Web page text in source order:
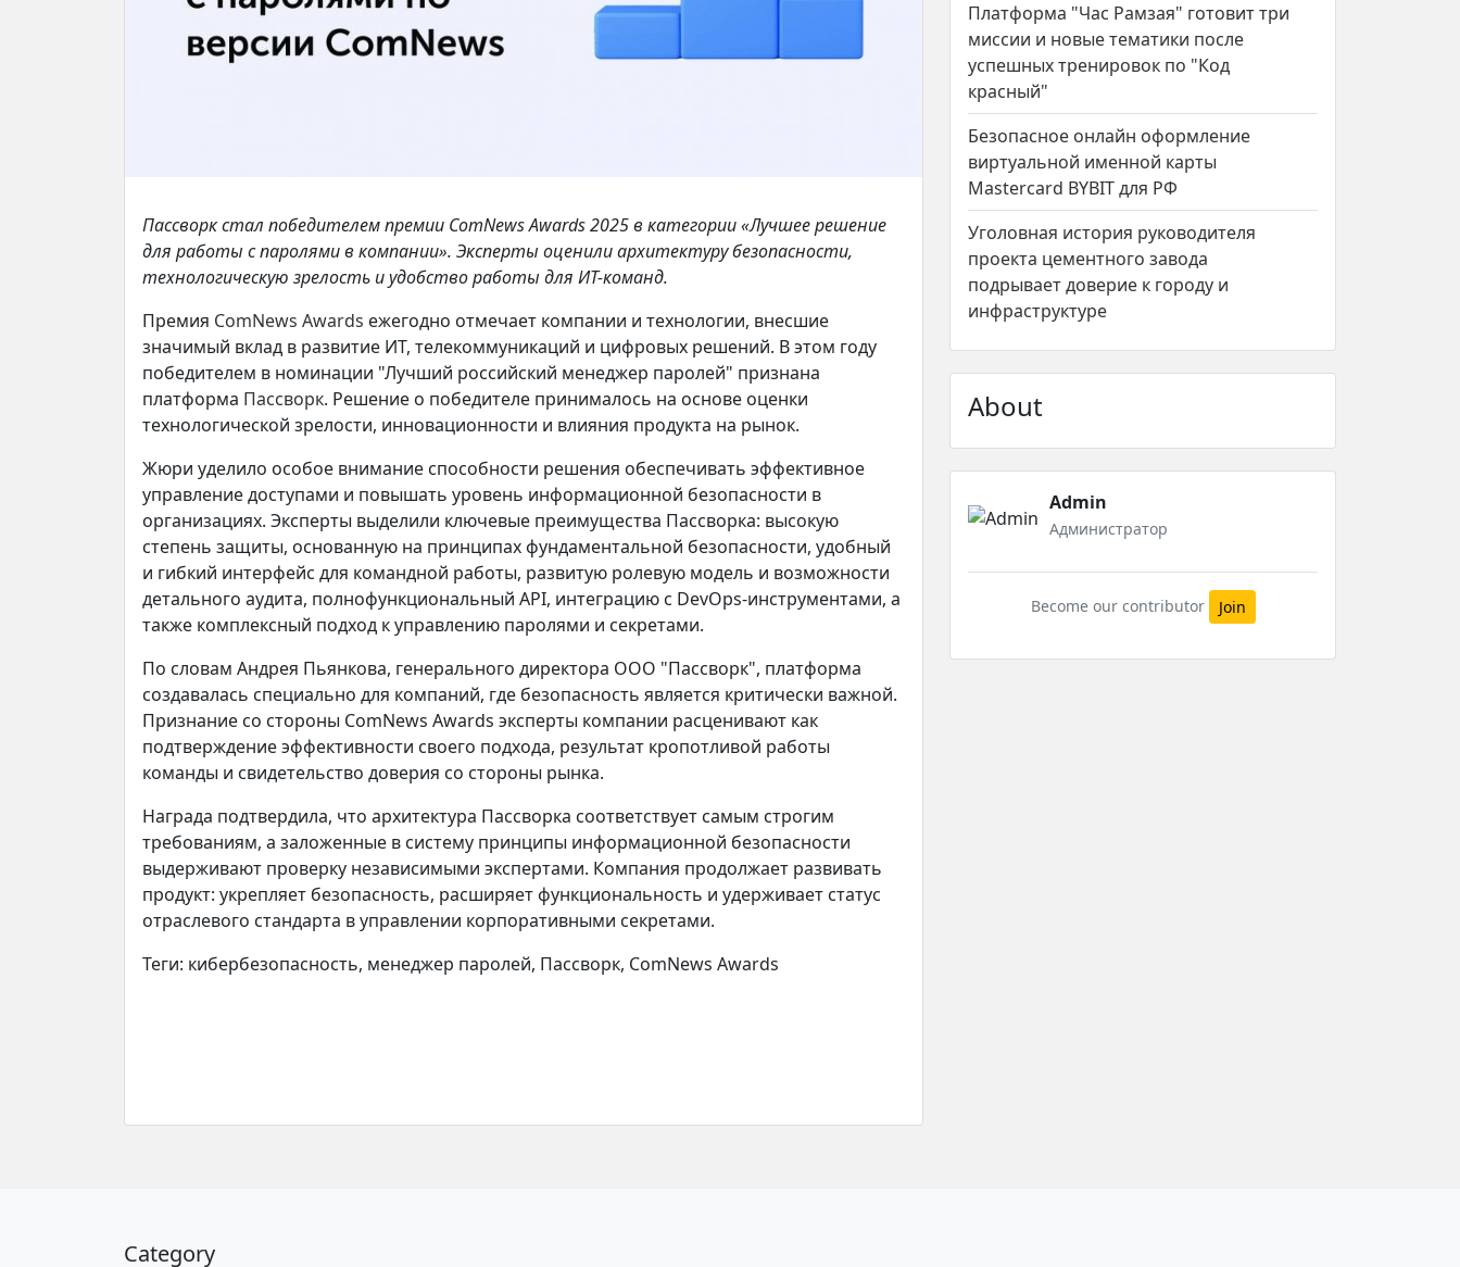
Пассворк стал победителем премии ComNews Awards 2025 в категории «Лучшее решение
для работы с паролями в компании». Эксперты оценили архитектуру безопасности,
технологическую зрелость и удобство работы для ИТ-команд.
Премия ComNews Awards ежегодно отмечает компании и технологии, внесшие
значимый вклад в развитие ИТ, телекоммуникаций и цифровых решений. В этом году
победителем в номинации "Лучший российский менеджер паролей" признана
платформа Пассворк. Решение о победителе принималось на основе оценки
технологической зрелости, инновационности и влияния продукта на рынок.
Жюри уделило особое внимание способности решения обеспечивать эффективное
управление доступами и повышать уровень информационной безопасности в
организациях. Эксперты выделили ключевые преимущества Пассворка: высокую
степень защиты, основанную на принципах фундаментальной безопасности, удобный
и гибкий интерфейс для командной работы, развитую ролевую модель и возможности
детального аудита, полнофункциональный API, интеграцию с DevOps-инструментами, а
также комплексный подход к управлению паролями и секретами.
По словам Андрея Пьянкова, генерального директора ООО "Пассворк", платформа
создавалась специально для компаний, где безопасность является критически важной.
Признание со стороны ComNews Awards эксперты компании расценивают как
подтверждение эффективности своего подхода, результат кропотливой работы
команды и свидетельство доверия со стороны рынка.
Награда подтвердила, что архитектура Пассворка соответствует самым строгим
требованиям, а заложенные в систему принципы информационной безопасности
выдерживают проверку независимыми экспертами. Компания продолжает развивать
продукт: укрепляет безопасность, расширяет функциональность и удерживает статус
отраслевого стандарта в управлении корпоративными секретами.
Теги: кибербезопасность, менеджер паролей, Пассворк, ComNews Awards
Платформа "Час Рамзая" готовит три
миссии и новые тематики после
успешных тренировок по "Код
красный"
Безопасное онлайн оформление
виртуальной именной карты
Mastercard BYBIT для РФ
Уголовная история руководителя
проекта цементного завода
подрывает доверие к городу и
инфраструктуре
About
Admin
Администратор
Become our contributor Join
Category